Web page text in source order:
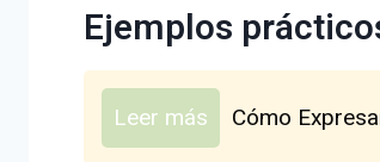
Ejemplos
Leer más Cómo